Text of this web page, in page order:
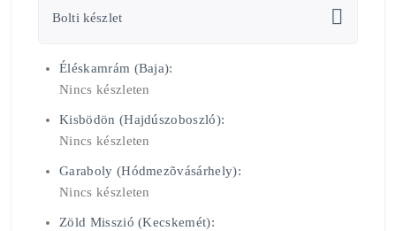
Bolti készlet
Éléskamrám (Baja):
Nincs készleten
Kisbödön (Hajdúszoboszló):
Nincs készleten
Garaboly (Hódmezõvásárhely):
Nincs készleten
Zöld Misszió (Kecskemét):